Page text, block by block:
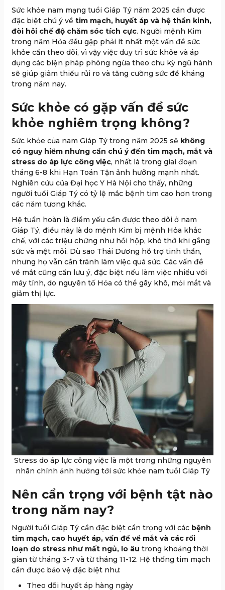
Sức khỏe nam mạng tuổi Giáp Tý năm 2025 cần được
đặc biệt chú ý về tim mạch, huyết áp và hệ thần kinh,
đòi hỏi chế độ chăm sóc tích cực. Người mệnh Kim
trong năm Hỏa đều gặp phải ít nhất một vấn đề sức
khỏe cần theo dõi, vì vậy việc duy trì sức khỏe và áp
dụng các biện pháp phòng ngừa theo chu kỳ ngũ hành
sẽ giúp giảm thiểu rủi ro và tăng cường sức đề kháng
trong năm nay.
Sức khỏe có gặp vấn đề sức
khỏe nghiêm trọng không?
Sức khỏe của nam Giáp Tý trong năm 2025 sẽ không
có nguy hiểm nhưng cần chú ý đến tim mạch, mắt và
stress do áp lực công việc, nhất là trong giai đoạn
tháng 6-8 khi Hạn Toán Tận ảnh hưởng mạnh nhất.
Nghiên cứu của Đại học Y Hà Nội cho thấy, những
người tuổi Giáp Tý có tỷ lệ mắc bệnh tim cao hơn trong
các năm tương khắc.
Hệ tuần hoàn là điểm yếu cần được theo dõi ở nam
Giáp Tý, điều này là do mệnh Kim bị mệnh Hỏa khắc
chế, với các triệu chứng như hồi hộp, khó thở khi gắng
sức và mệt mỏi. Dù sao Thái Dương hỗ trợ tinh thần,
nhưng họ vẫn cần tránh làm việc quá sức. Các vấn đề
về mắt cũng cần lưu ý, đặc biệt nếu làm việc nhiều với
máy tính, do nguyên tố Hỏa có thể gây khô, mỏi mắt và
giảm thị lực.
Stress do áp lực công việc là một trong những nguyên
nhân chính ảnh hưởng tới sức khỏe nam tuổi Giáp Tý
Nên cẩn trọng với bệnh tật nào
trong năm nay?
Người tuổi Giáp Tý cần đặc biệt cẩn trọng với các bệnh
tim mạch, cao huyết áp, vấn đề về mắt và các rối
loạn do stress như mất ngủ, lo âu trong khoảng thời
gian từ tháng 3-7 và từ tháng 11-12. Hệ thống tim mạch
cần được bảo vệ đặc biệt như:
Theo dõi huyết áp hàng ngày